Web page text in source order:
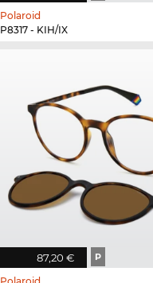
Polaroid
P8317 - KIH/IX
87,20 € P
Polaroid